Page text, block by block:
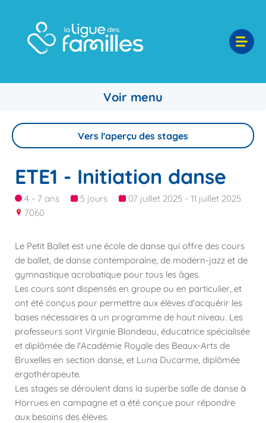
Voir menu
Vers l'aperçu des stages
ETE1 - Initiation danse
4 - 7 ans 5 jours
07 juillet 2025 - 11 juillet 2025
7060
Le Petit Ballet est une école de danse qui offre des cours
de ballet, de danse contemporaine, de modern-jazz et de
gymnastique acrobatique pour tous les âges.
Les cours sont dispensés en groupe ou en particulier, et
ont été conçus pour permettre aux élèves d'acquérir les
bases nécessaires à un programme de haut niveau. Les
professeurs sont Virginie Blondeau, éducatrice spécialisée
et diplômée de l'Académie Royale des Beaux-Arts de
Bruxelles en section danse, et Luna Ducarme, diplômée
ergothérapeute.
Les stages se déroulent dans la superbe salle de danse à
Horrues en campagne et a été conçue pour répondre
aux besoins des élèves.